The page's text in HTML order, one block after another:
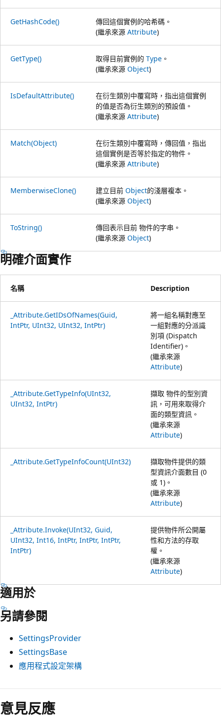
GetHashCode()
傳回這個實例的哈希碼。
(繼承來源 Attribute)
GetType() 取得目前實例的 Type 。
(繼承來源 Object)
IsDefaultAttribute()
在衍生類別中覆寫時，指出這個實例
的值是否為衍生類別的預設值。
(繼承來源 Attribute)
Match(Object)
在衍生類別中覆寫時，傳回值，指出
這個實例是否等於指定的物件。
(繼承來源 Attribute)
MemberwiseClone() 建立目前 Object的淺層複本。
(繼承來源 Object)
ToString()
傳回表示目前 物件的字串。
(繼承來源 Object)
明確介面實作
名稱 Description
_Attribute.GetIDsOfNames(Guid,
IntPtr, UInt32, UInt32, IntPtr)
將一組名稱對應至
一組對應的分派識
別項 (Dispatch
Identifier)。
(繼承來源
Attribute)
_Attribute.GetTypeInfo(UInt32,
UInt32, IntPtr)
擷取 物件的型別資
訊，可用來取得介
面的類型資訊。
(繼承來源
Attribute)
_Attribute.GetTypeInfoCount(UInt32)
擷取物件提供的類
型資訊介面數目 (0
或 1)。
(繼承來源
Attribute)
_Attribute.Invoke(UInt32, Guid,
UInt32, Int16, IntPtr, IntPtr, IntPtr,
IntPtr)
提供物件所公開屬
性和方法的存取
權。
(繼承來源
Attribute)
適用於
另請參閱
SettingsProvider
SettingsBase
應用程式設定架構
意見反應